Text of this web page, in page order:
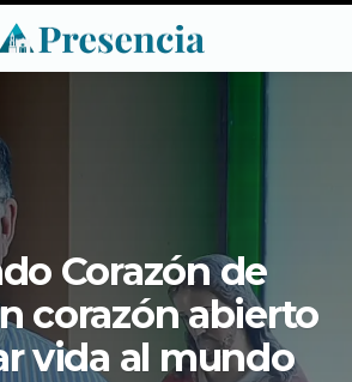
Corazón de
corazón abierto
vida al mundo